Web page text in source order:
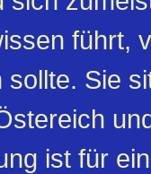
führt,
Sie
ist für